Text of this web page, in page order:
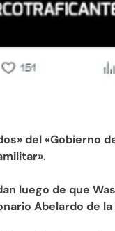
del «Gobierno
luego de que
Abelardo de la